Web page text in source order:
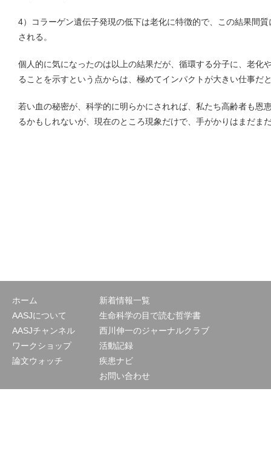
4）コラーゲン遺伝子発現の低下は老化に特徴的で、この結果間
される。
個人的に気になったのは以上の結果だが、循環する分子に、老化
ることを示すという点からは、極めてインパクトが大きい仕事だ
若い血の秘密が、科学的に明らかにされれば、私たち高齢者も恩
るかもしれないが、現在のところ現象だけで、手がかりはまだま
ホーム
AASJについて
AASJチャンネル
ワークショップ
論文ウォッチ
新着情報一覧
生命科学の目で読む哲学書
西川伸一のジャーナルクラブ
活動記録
疾患ナビ
お問い合わせ